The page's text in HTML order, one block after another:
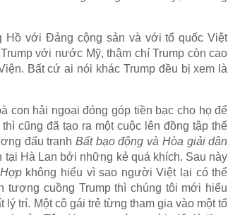
Hồ với Đảng cộng sản và với tổ quốc Việt
với nước Mỹ, thậm chí Trump còn cao
Bất cứ ai nói khác Trump đều bị xem là
con hải ngoại đóng góp tiền bạc cho họ để
cũng đã tạo ra một cuộc lên đồng tập thể
đấu tranhBất bạo động và Hòa giải dân
Hà Lan bởi những kẻ quá khích. Sau này
không hiểu vì sao người Việt lại có thể
tượng cuồng Trump thì chúng tôi mới hiểu
trí. Một cô gái trẻ từng tham gia vào một tổ